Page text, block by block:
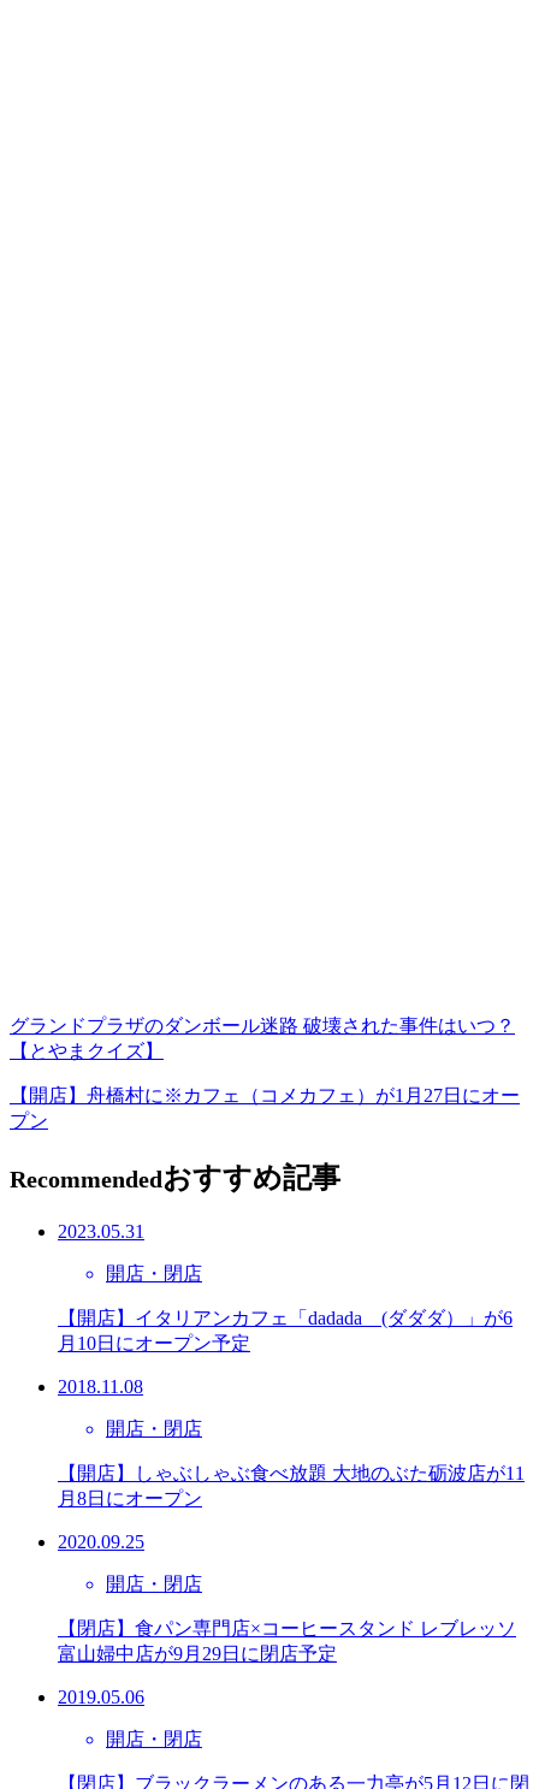
グランドプラザのダンボール迷路 破壊された事件はいつ？
【とやまクイズ】
【開店】舟橋村に※カフェ（コメカフェ）が1月27日にオー
プン
Recommendedおすすめ記事
2023.05.31
開店・閉店
【開店】イタリアンカフェ「dadada__(ダダダ）」が6
月10日にオープン予定
2018.11.08
開店・閉店
【開店】しゃぶしゃぶ食べ放題 大地のぶた砺波店が11
月8日にオープン
2020.09.25
開店・閉店
【閉店】食パン専門店×コーヒースタンド レブレッソ
富山婦中店が9月29日に閉店予定
2019.05.06
開店・閉店
【閉店】ブラックラーメンのある一力亭が5月12日に閉